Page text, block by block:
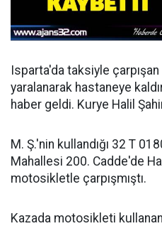
Isparta'da taksiyle
yaralanarak hastaneye
haber geldi. Kurye Halil
M. Ş.'nin kullandığı 32 T
Mahallesi 200. Cadde'de
motosikletle çarpışmıştı.
Kazada motosikleti